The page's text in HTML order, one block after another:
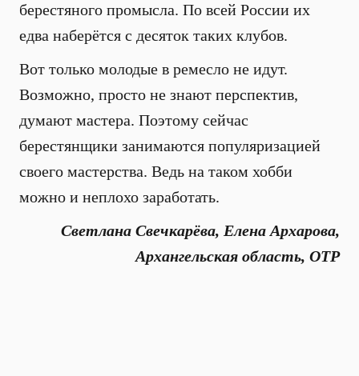
берестяного промысла. По всей России их
едва наберётся с десяток таких клубов.
Вот только молодые в ремесло не идут.
Возможно, просто не знают перспектив,
думают мастера. Поэтому сейчас
берестянщики занимаются популяризацией
своего мастерства. Ведь на таком хобби
можно и неплохо заработать.
Светлана Свечкарёва, Елена Архарова,
Архангельская область, ОТР